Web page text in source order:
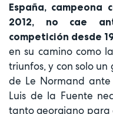
España,
2012, no cae
competición desde
en su camino como
triunfos, y con solo
de Le Normand
Luis de la Fuente
tanto georgiano para